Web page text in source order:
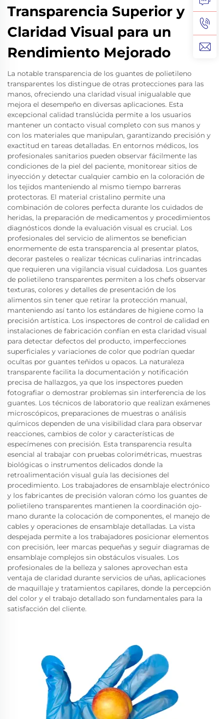
Transparencia Superior y
Claridad Visual para un
Rendimiento Mejorado
La notable transparencia de los guantes de polietileno
transparentes los distingue de otras protecciones para las
manos, ofreciendo una claridad visual inigualable que
mejora el desempeño en diversas aplicaciones. Esta
excepcional calidad translúcida permite a los usuarios
mantener un contacto visual completo con sus manos y
con los materiales que manipulan, garantizando precisión y
exactitud en tareas detalladas. En entornos médicos, los
profesionales sanitarios pueden observar fácilmente las
condiciones de la piel del paciente, monitorear sitios de
inyección y detectar cualquier cambio en la coloración de
los tejidos manteniendo al mismo tiempo barreras
protectoras. El material cristalino permite una
combinación de colores perfecta durante los cuidados de
heridas, la preparación de medicamentos y procedimientos
diagnósticos donde la evaluación visual es crucial. Los
profesionales del servicio de alimentos se benefician
enormemente de esta transparencia al presentar platos,
decorar pasteles o realizar técnicas culinarias intrincadas
que requieren una vigilancia visual cuidadosa. Los guantes
de polietileno transparentes permiten a los chefs observar
texturas, colores y detalles de presentación de los
alimentos sin tener que retirar la protección manual,
manteniendo así tanto los estándares de higiene como la
precisión artística. Los inspectores de control de calidad en
instalaciones de fabricación confían en esta claridad visual
para detectar defectos del producto, imperfecciones
superficiales y variaciones de color que podrían quedar
ocultas por guantes teñidos u opacos. La naturaleza
transparente facilita la documentación y notificación
precisa de hallazgos, ya que los inspectores pueden
fotografiar o demostrar problemas sin interferencia de los
guantes. Los técnicos de laboratorio que realizan exámenes
microscópicos, preparaciones de muestras o análisis
químicos dependen de una visibilidad clara para observar
reacciones, cambios de color y características de
especímenes con precisión. Esta transparencia resulta
esencial al trabajar con pruebas colorimétricas, muestras
biológicas o instrumentos delicados donde la
retroalimentación visual guía las decisiones del
procedimiento. Los trabajadores de ensamblaje electrónico
y los fabricantes de precisión valoran cómo los guantes de
polietileno transparentes mantienen la coordinación ojo-
mano durante la colocación de componentes, el manejo de
cables y operaciones de ensamblaje detalladas. La vista
despejada permite a los trabajadores posicionar elementos
con precisión, leer marcas pequeñas y seguir diagramas de
ensamblaje complejos sin obstáculos visuales. Los
profesionales de la belleza y salones aprovechan esta
ventaja de claridad durante servicios de uñas, aplicaciones
de maquillaje y tratamientos capilares, donde la percepción
del color y el trabajo detallado son fundamentales para la
satisfacción del cliente.